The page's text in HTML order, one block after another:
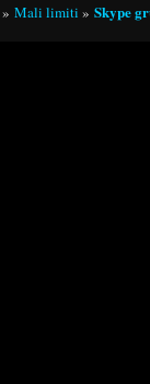
» Mali limiti » Skype